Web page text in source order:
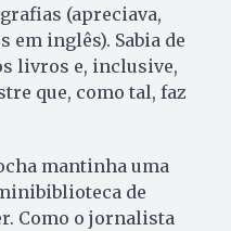
(apreciava,
inglês). Sabia de
livros e, inclusive,
que, como tal, faz
mantinha uma
de
Como o jornalista